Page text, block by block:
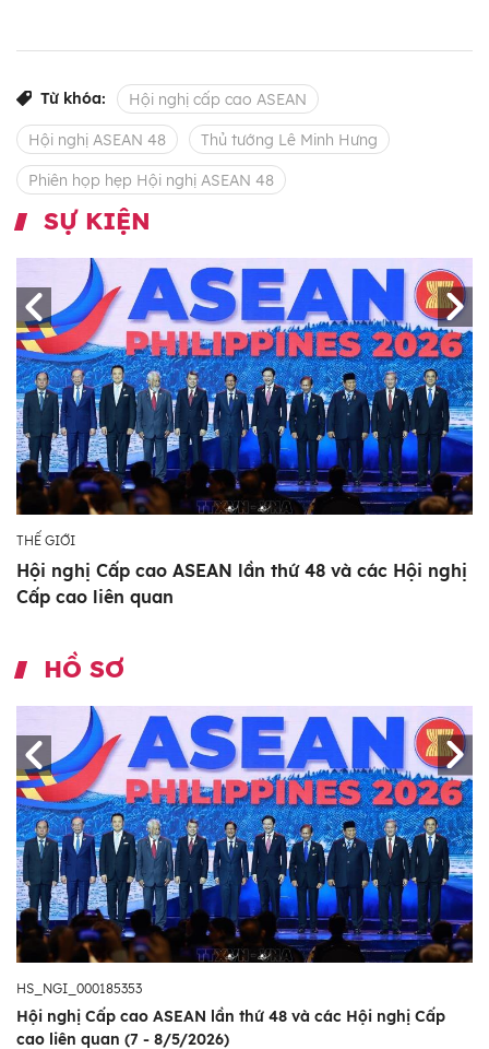
Từ khóa: Hội nghị cấp cao ASEAN
Hội nghị ASEAN 48 Thủ tướng Lê Minh Hưng
Phiên họp hẹp Hội nghị ASEAN 48
SỰ KIỆN
THẾ GIỚI
Hội nghị Cấp cao ASEAN lần thứ 48 và các Hội nghị
Cấp cao liên quan
HỒ SƠ
HS_NGI_000185353
Hội nghị Cấp cao ASEAN lần thứ 48 và các Hội nghị Cấp
cao liên quan (7 - 8/5/2026)